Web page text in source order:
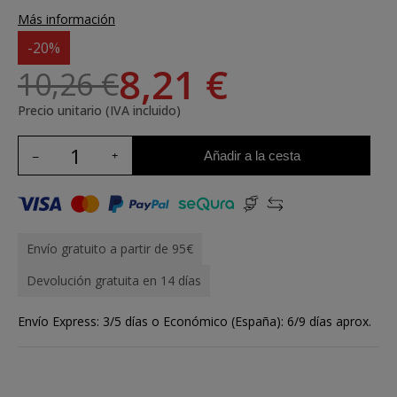
Más información
-20%
10,26 €8,21 €
Precio unitario (IVA incluido)
Añadir a la cesta
Envío gratuito a partir de 95€
Devolución gratuita en 14 días
Envío Express: 3/5 días o Económico (España): 6/9 días aprox.